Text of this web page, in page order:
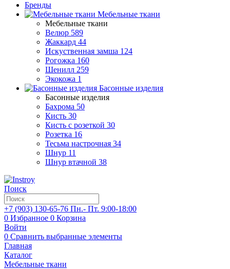
Бренды
Мебельные ткани
Мебельные ткани
Велюр 589
Жаккард 44
Искуственная замша 124
Рогожка 160
Шенилл 259
Экокожа 1
Басонные изделия
Басонные изделия
Бахрома 50
Кисть 30
Кисть с розеткой 30
Розетка 16
Тесьма настрочная 34
Шнур 11
Шнур втачной 38
Поиск
+7 (903) 130-65-76 Пн.- Пт. 9:00-18:00
0 Избранное 0 Корзина
Войти
0 Сравнить выбранные элементы
Главная
Каталог
Мебельные ткани